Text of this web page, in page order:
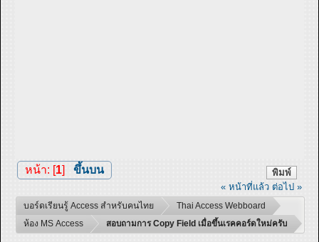
พิมพ์
หน้า: [1] ขึ้นบน
« หน้าที่แล้ว ต่อไป »
บอร์ดเรียนรู้ Access สำหรับคนไทย
Thai Access Webboard
ห้อง MS Access
สอบถามการ Copy Field เมื่อขึ้นเรคคอร์ดใหม่ครับ